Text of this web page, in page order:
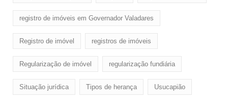
registro de imóveis em Governador Valadares
Registro de imóvel registros de imóveis
Regularização de imóvel regularização fundiária
Situação jurídica Tipos de herança Usucapião